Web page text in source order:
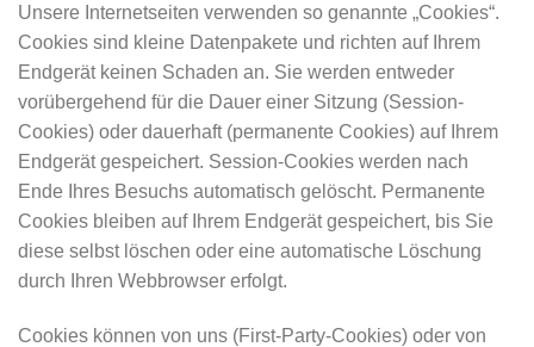
Unsere Internetseiten verwenden so genannte „Cookies“.
Cookies sind kleine Datenpakete und richten auf Ihrem
Endgerät keinen Schaden an. Sie werden entweder
vorübergehend für die Dauer einer Sitzung (Session-
Cookies) oder dauerhaft (permanente Cookies) auf Ihrem
Endgerät gespeichert. Session-Cookies werden nach
Ende Ihres Besuchs automatisch gelöscht. Permanente
Cookies bleiben auf Ihrem Endgerät gespeichert, bis Sie
diese selbst löschen oder eine automatische Löschung
durch Ihren Webbrowser erfolgt.
Cookies können von uns (First-Party-Cookies) oder von